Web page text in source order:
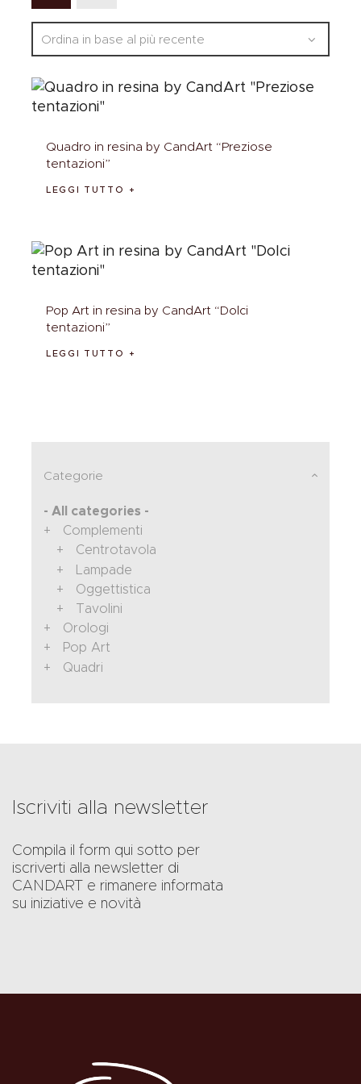
Quadro in resina by CandArt “Preziose
tentazioni”
LEGGI TUTTO
Pop Art in resina by CandArt “Dolci
tentazioni”
LEGGI TUTTO
Categorie
- All categories -
Complementi
Centrotavola
Lampade
Oggettistica
Tavolini
Orologi
Pop Art
Quadri
Iscriviti alla newsletter
Compila il form qui sotto per
iscriverti alla newsletter di
CANDART e rimanere informata
su iniziative e novità